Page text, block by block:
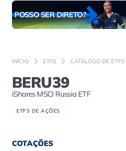
INÍCIO ETFS CATÁLOGO DE
BERU39
iShares MSCI Russia ETF
ETFS DE AÇÕES
COTAÇÕES